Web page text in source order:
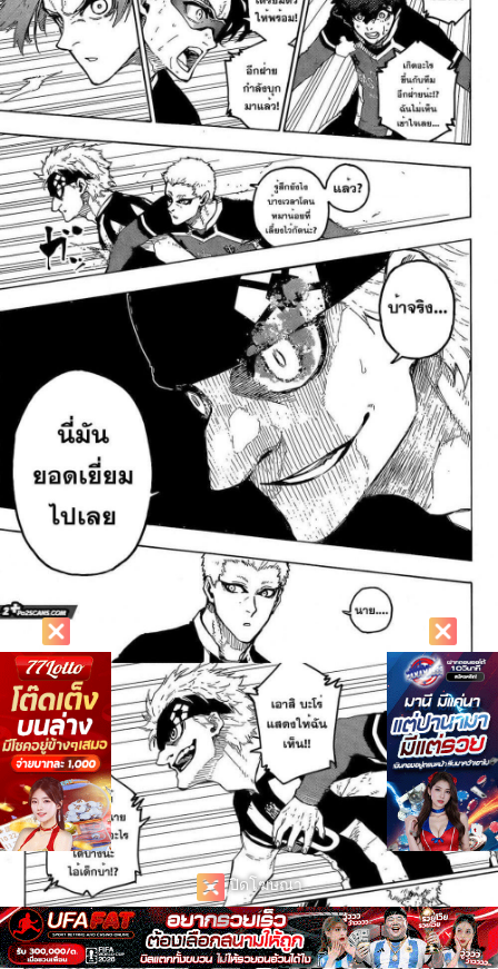
ปิดโฆษณา